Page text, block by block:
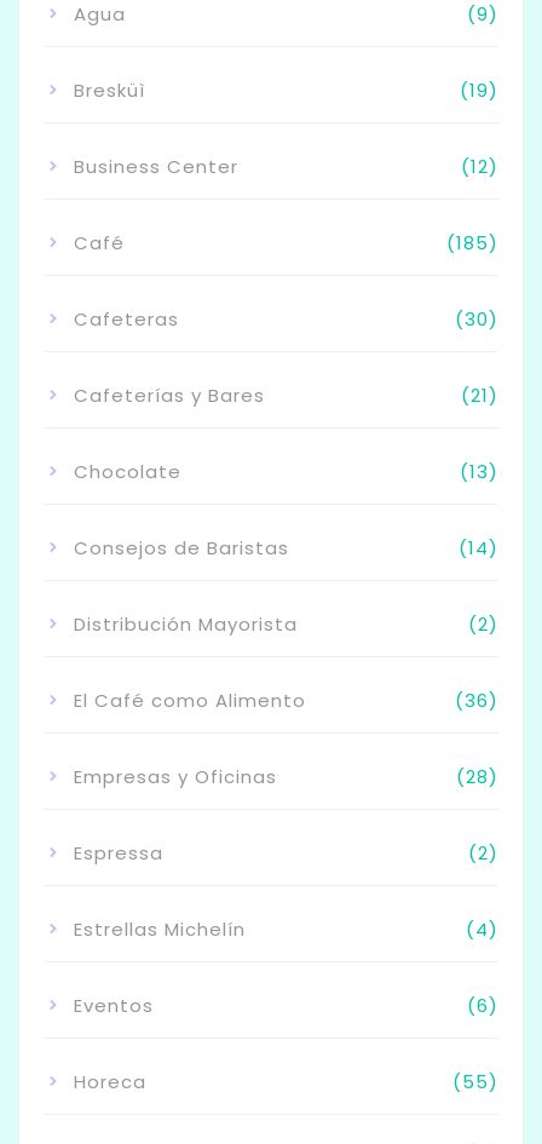
Agua (9)
Bresküì (19)
Business Center (12)
Café (185)
Cafeteras (30)
Cafeterías y Bares (21)
Chocolate (13)
Consejos de Baristas (14)
Distribución Mayorista (2)
El Café como Alimento (36)
Empresas y Oficinas (28)
Espressa (2)
Estrellas Michelín (4)
Eventos (6)
Horeca (55)